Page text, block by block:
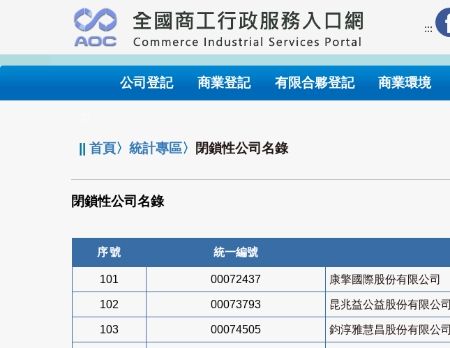
要
內
:::
公司登記 商業登記 有限合夥登記 商業環境
||首頁〉統計專區〉 閉鎖性公司名錄
閉鎖性公司名錄
序號 統一編號
101 00072437 康擎國際股份有限公司
102 00073793 昆兆益公益股份有限公司
103 00074505 鈞淳雅慧昌股份有限公司